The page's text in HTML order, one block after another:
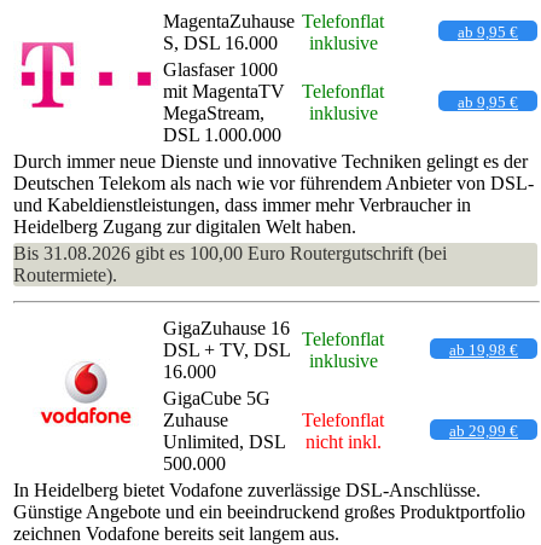
MagentaZuhause
S, DSL 16.000
Telefonflat
inklusive
ab 9,95 €
Glasfaser 1000
mit MagentaTV
MegaStream,
DSL 1.000.000
Telefonflat
inklusive
ab 9,95 €
Durch immer neue Dienste und innovative Techniken gelingt es der
Deutschen Telekom als nach wie vor führendem Anbieter von DSL-
und Kabeldienstleistungen, dass immer mehr Verbraucher in
Heidelberg Zugang zur digitalen Welt haben.
Bis 31.08.2026 gibt es 100,00 Euro Routergutschrift (bei
Routermiete).
GigaZuhause 16
DSL + TV, DSL
16.000
Telefonflat
inklusive
ab 19,98 €
GigaCube 5G
Zuhause
Unlimited, DSL
500.000
Telefonflat
nicht inkl.
ab 29,99 €
In Heidelberg bietet Vodafone zuverlässige DSL-Anschlüsse.
Günstige Angebote und ein beeindruckend großes Produktportfolio
zeichnen Vodafone bereits seit langem aus.